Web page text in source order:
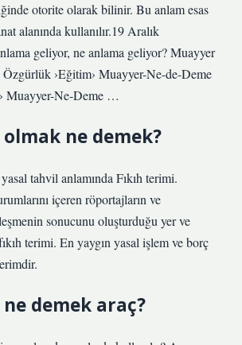
otorite olarak bilinir. Bu anlam esas
alanında kullanılır.19 Aralık
geliyor, ne anlama geliyor? Muayyer
›Eğitim› Muayyer-Ne-de-Deme
Muayyer-Ne-Deme …
ne demek?
tahvil anlamında Fıkıh terimi.
içeren röportajların ve
sonucunu oluşturduğu yer ve
terimi. En yaygın yasal işlem ve borç
demek araç?